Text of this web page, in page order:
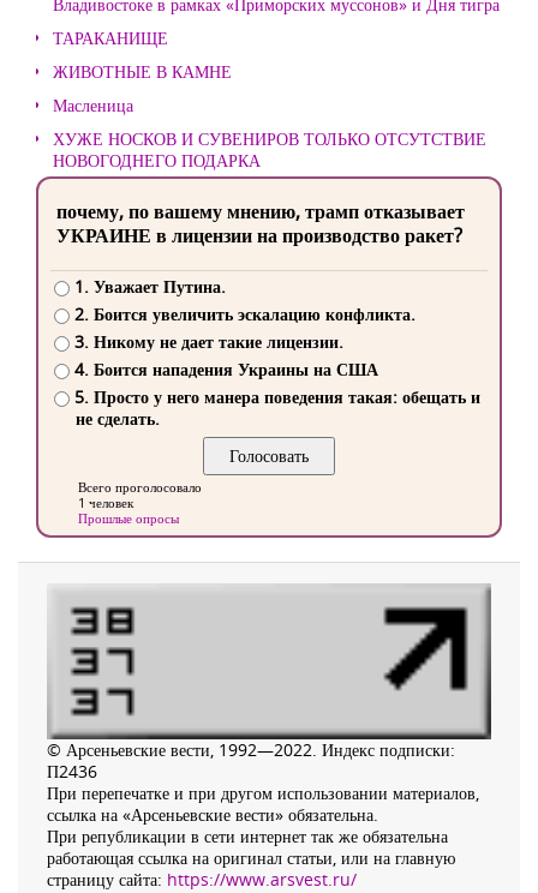
ТАРАКАНИЩЕ
ЖИВОТНЫЕ В КАМНЕ
Масленица
ХУЖЕ НОСКОВ И СУВЕНИРОВ ТОЛЬКО ОТСУТСТВИЕ
НОВОГОДНЕГО ПОДАРКА
почему, по вашему мнению, трамп отказывает
УКРАИНЕ в лицензии на производство ракет?
1. Уважает Путина.
2. Боится увеличить эскалацию конфликта.
3. Никому не дает такие лицензии.
4. Боится нападения Украины на США
5. Просто у него манера поведения такая: обещать и
не сделать.
Всего проголосовало
1 человек
Прошлые опросы
© Арсеньевские вести, 1992—2022. Индекс подписки:
П2436
При перепечатке и при другом использовании материалов,
ссылка на «Арсеньевские вести» обязательна.
При републикации в сети интернет так же обязательна
работающая ссылка на оригинал статьи, или на главную
страницу сайта: https://www.arsvest.ru/